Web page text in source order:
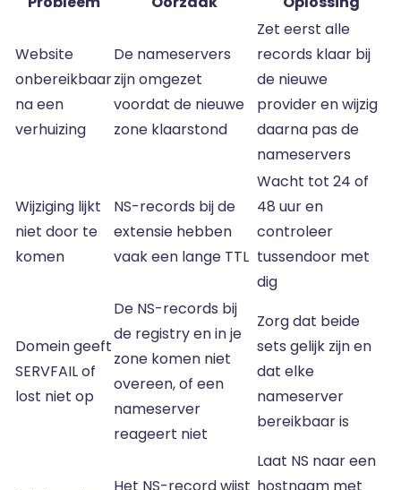
Website
onbereikbaar
na een
verhuizing
De nameservers
zijn omgezet
voordat de nieuwe
zone klaarstond
Zet eerst alle
records klaar bij
de nieuwe
provider en wijzig
daarna pas de
nameservers
Wijziging lijkt
niet door te
komen
NS-records bij de
extensie hebben
vaak een lange TTL
Wacht tot 24 of
48 uur en
controleer
tussendoor met
dig
Domein geeft
SERVFAIL of
lost niet op
De NS-records bij
de registry en in je
zone komen niet
overeen, of een
nameserver
reageert niet
Zorg dat beide
sets gelijk zijn en
dat elke
nameserver
bereikbaar is
Laat NS naar een